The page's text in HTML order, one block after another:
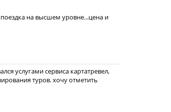
на высшем уровне...цена и
услугами сервиса картатревел,
туров. хочу отметить